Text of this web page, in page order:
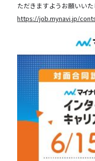
ただきますようお願いいた
https://job.mynavi.jp/